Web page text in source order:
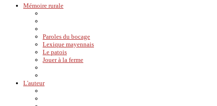
Mémoire rurale
Paroles du bocage
Lexique mayennais
Le patois
Jouer à la ferme
L'auteur